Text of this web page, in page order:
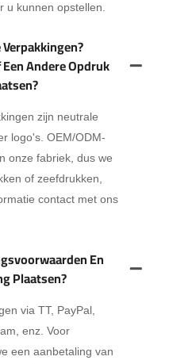
u kunnen opstellen.
Andere Opdruk
zijn neutrale
logo's. OEM/ODM-
onze fabriek, dus we
of zeefdrukken,
contact met ons
En
Plaatsen?
via TT, PayPal,
enz. Voor
een aanbetaling van